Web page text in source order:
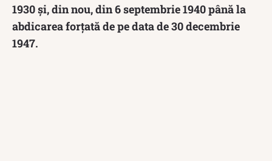
1930 și, din nou, din 6 septembrie 1940 până la
abdicarea forțată de pe data de 30 decembrie
1947.